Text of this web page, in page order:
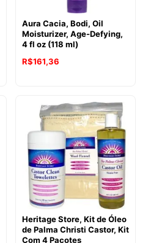
Aura Cacia, Bodi, Oil
Moisturizer, Age-Defying,
4 fl oz (118 ml)
R$161,36
Heritage Store, Kit de Óleo
de Palma Christi Castor, Kit
Com 4 Pacotes